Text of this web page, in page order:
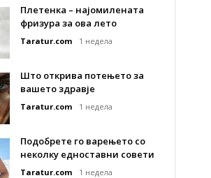
Плетенка – најомилената
фризура за ова лето
Taratur.com 1 недела
Што открива потењето за
вашето здравје
Taratur.com 1 недела
Подобрете го варењето со
неколку едноставни совети
Taratur.com 1 недела